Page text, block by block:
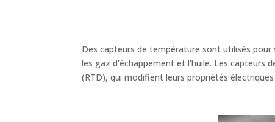
Des capteurs de température sont utilisés pour
les gaz d’échappement et l’huile. Les
(RTD), qui modifient leurs propriétés